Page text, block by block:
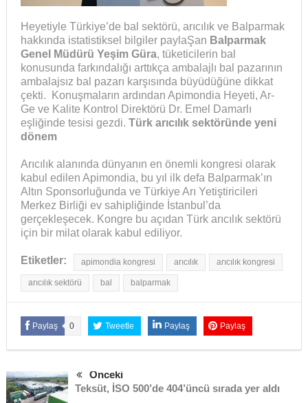
Heyetiyle Türkiye’de bal sektörü, arıcılık ve Balparmak
hakkında istatistiksel bilgiler paylaŞan Balparmak
Genel Müdürü Yeşim Güra, tüketicilerin bal
konusunda farkındalığı arttıkça ambalajlı bal pazarının
ambalajsız bal pazarı karşısında büyüdüğüne dikkat
çekti. Konuşmaların ardından Apimondia Heyeti, Ar-
Ge ve Kalite Kontrol Direktörü Dr. Emel Damarlı
eşliğinde tesisi gezdi. Türk arıcılık sektöründe yeni
dönem
Arıcılık alanında dünyanın en önemli kongresi olarak
kabul edilen Apimondia, bu yıl ilk defa Balparmak’ın
Altın Sponsorluğunda ve Türkiye Arı Yetiştiricileri
Merkez Birliği ev sahipliğinde İstanbul’da
gerçekleşecek. Kongre bu açıdan Türk arıcılık sektörü
için bir milat olarak kabul ediliyor.
Etiketler: apimondia kongresi arıcılık arıcılık kongresi
arıcılık sektörü bal balparmak
Paylaş 0 Tweetle Paylaş Paylaş
Önceki
Teksüt, İSO 500’de 404’üncü sırada yer aldı